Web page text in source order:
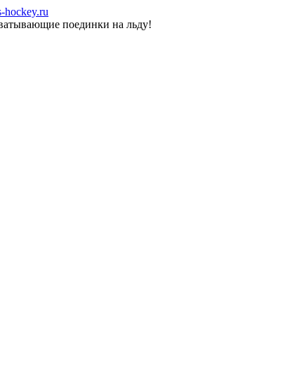
hockey.ru
поединки на льду!